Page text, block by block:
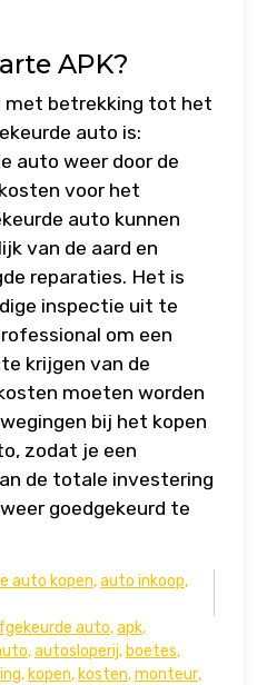
APK?
met betrekking tot het
auto is:
auto weer door de
voor het
auto kunnen
van de aard en
reparaties. Het is
inspectie uit te
om een
krijgen van de
moeten worden
bij het kopen
zodat je een
de totale investering
goedgekeurd te
auto kopen,auto inkoop,
auto,apk,
,autosloperij, boetes,
, kopen, kosten,monteur,